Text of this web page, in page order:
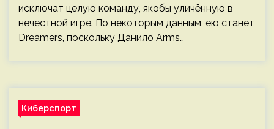
исключат целую команду, якобы уличённую в
нечестной игре. По некоторым данным, ею станет
Dreamers, поскольку Данило Arms…
Киберспорт